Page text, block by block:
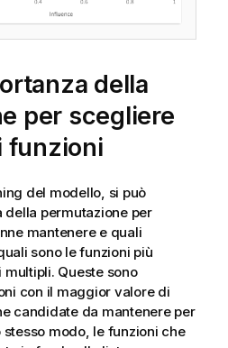
della
per scegliere
funzioni
del modello, si può
permutazione per
mantenere e quali
sono le funzioni più
Queste sono
con il maggior valore di
candidate da mantenere per
modo, le funzioni che